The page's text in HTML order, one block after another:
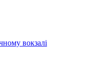
вокзалі